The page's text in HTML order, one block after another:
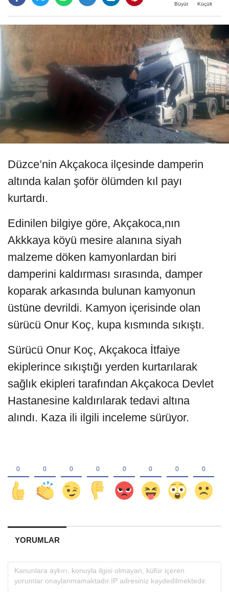
Büyüt Küçült
Düzce’nin Akçakoca ilçesinde damperin
altında kalan şoför ölümden kıl payı
kurtardı.
Edinilen bilgiye göre, Akçakoca,nın
Akkkaya köyü mesire alanına siyah
malzeme döken kamyonlardan biri
damperini kaldırması sırasında, damper
koparak arkasında bulunan kamyonun
üstüne devrildi. Kamyon içerisinde olan
sürücü Onur Koç, kupa kısmında sıkıştı.
Sürücü Onur Koç, Akçakoca İtfaiye
ekiplerince sıkıştığı yerden kurtarılarak
sağlık ekipleri tarafından Akçakoca Devlet
Hastanesine kaldırılarak tedavi altına
alındı. Kaza ili ilgili inceleme sürüyor.
YORUMLAR